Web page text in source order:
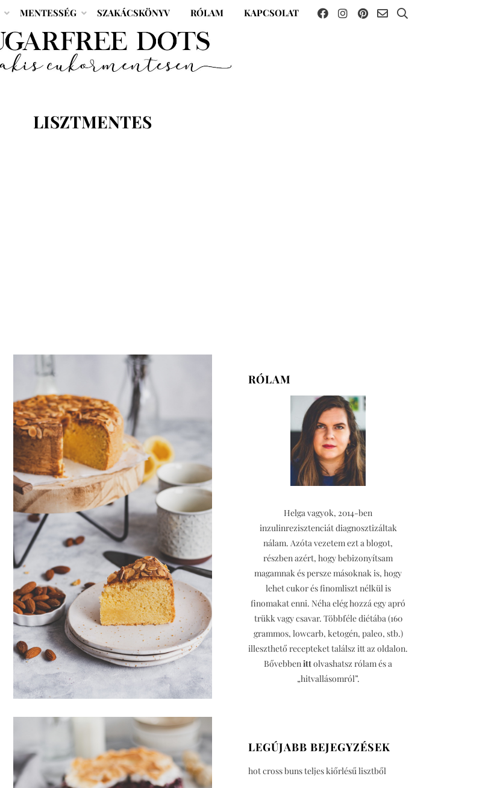
MENTESSÉG SZAKÁCSKÖNYV RÓLAM KAPCSOLAT
CÍMKE
:
LISZTMENTES
RÓLAM
Helga vagyok, 2014-ben
inzulinrezisztenciát diagnosztizáltak
nálam. Azóta vezetem ezt a blogot,
részben azért, hogy bebizonyítsam
magamnak és persze másoknak is, hogy
lehet cukor és finomliszt nélkül is
finomakat enni. Néha elég hozzá egy apró
trükk vagy csavar. Többféle diétába (160
grammos, lowcarb, ketogén, paleo, stb.)
illeszthető recepteket találsz itt az oldalon.
Bővebbenittolvashatsz rólam és a
„hitvallásomról”.
LEGÚJABB BEJEGYZÉSEK
hot cross buns teljes kiőrlésű lisztből